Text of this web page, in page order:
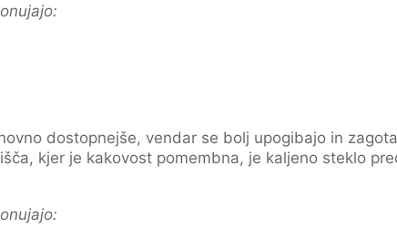
dostopnejše, vendar se bolj upogibajo in
kjer je kakovost pomembna, je kaljeno steklo